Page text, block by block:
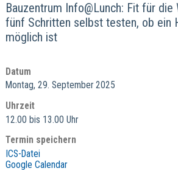
Bauzentrum Info@Lunch: Fit für die
fünf Schritten selbst testen, ob ein
möglich ist
Datum
Montag, 29. September 2025
Uhrzeit
12.00 bis 13.00 Uhr
Termin speichern
ICS-Datei
Google Calendar